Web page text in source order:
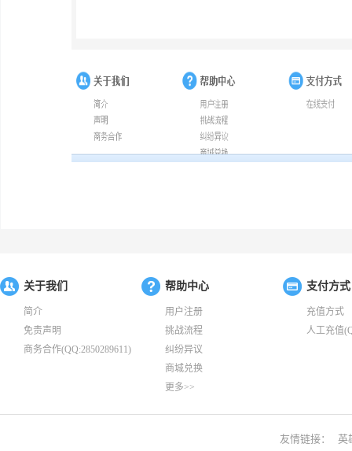
关于我们
简介
免责声明
商务合作(QQ:2850289611)
帮助中心
用户注册
挑战流程
纠纷异议
商城兑换
更多>>
支付方式
充值方式
人工充值
友情链接：
英